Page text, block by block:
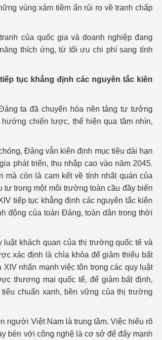
vùng xám tiềm ẩn rủi ro về tranh chấp
của quốc gia và doanh nghiệp đang
thích ứng, từ tối ưu chi phí sang tính
tục khẳng định các nguyên tắc kiên
ta đã chuyển hóa nền tảng tư tưởng
chiến lược, thể hiện qua tầm nhìn,
Đảng vẫn kiên định mục tiêu dài hạn
phát triển, thu nhập cao vào năm 2045.
mà còn là cam kết về tính nhất quán của
tư trong một môi trường toàn cầu đầy biến
tiếp tục khẳng định các nguyên tắc kiên
động của toàn Đảng, toàn dân trong thời
khách quan của thị trường quốc tế và
xác định là chìa khóa để giảm thiểu bất
nhấn mạnh việc tôn trọng các quy luật
thương mại quốc tế, để giảm bất định,
chuẩn xanh, bền vững của thị trường
người Việt Nam là trung tâm. Việc hiểu rõ
bén với công nghệ là cơ sở để đẩy mạnh